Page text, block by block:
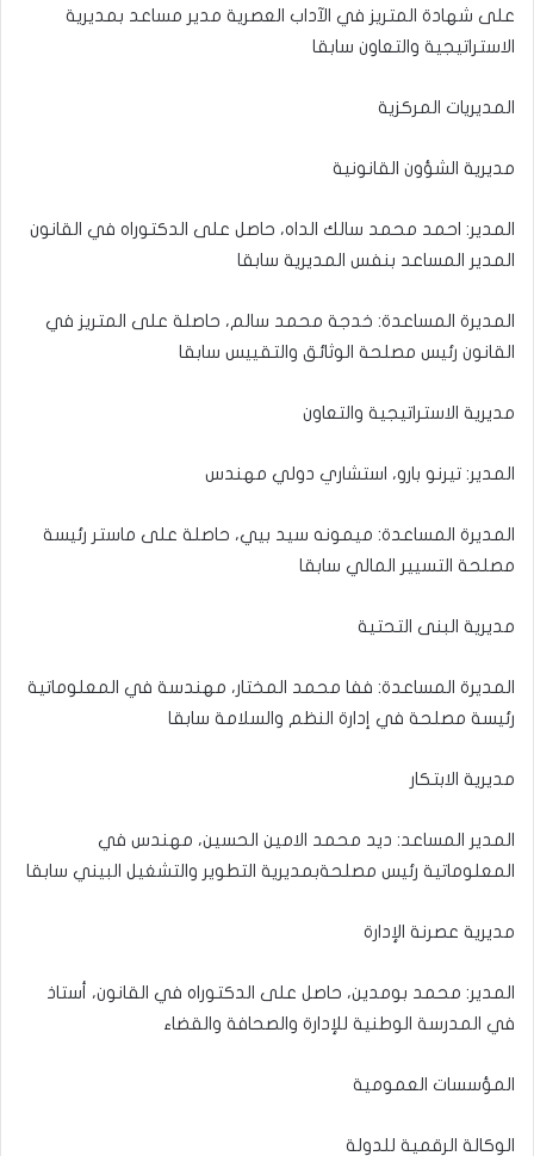
على شهادة المتريز في الآداب العصرية مدير مساعد بمديرية
الاستراتيجية والتعاون سابقا
المديريات المركزية
مديرية الشؤون القانونية
المدير: احمد محمد سالك الداه، حاصل على الدكتوراه في القانون
المدير المساعد بنفس المديرية سابقا
المديرة المساعدة: خدجة محمد سالم، حاصلة على المتريز في
القانون رئيس مصلحة الوثائق والتقييس سابقا
مديرية الاستراتيجية والتعاون
المدير: تيرنو بارو، استشاري دولي مهندس
المديرة المساعدة: ميمونه سيد بيي، حاصلة على ماستر رئيسة
مصلحة التسيير المالي سابقا
مديرية البنى التحتية
المديرة المساعدة: ففا محمد المختار، مهندسة في المعلوماتية
رئيسة مصلحة في إدارة النظم والسلامة سابقا
مديرية الابتكار
المدير المساعد: ديد محمد الامين الحسين، مهندس في
المعلوماتية رئيس مصلحةبمديرية التطوير والتشغيل البيني سابقا
مديرية عصرنة الإدارة
المدير: محمد بومدين، حاصل على الدكتوراه في القانون، أستاذ
في المدرسة الوطنية للإدارة والصحافة والقضاء
المؤسسات العمومية
الوكالة الرقمية للدولة